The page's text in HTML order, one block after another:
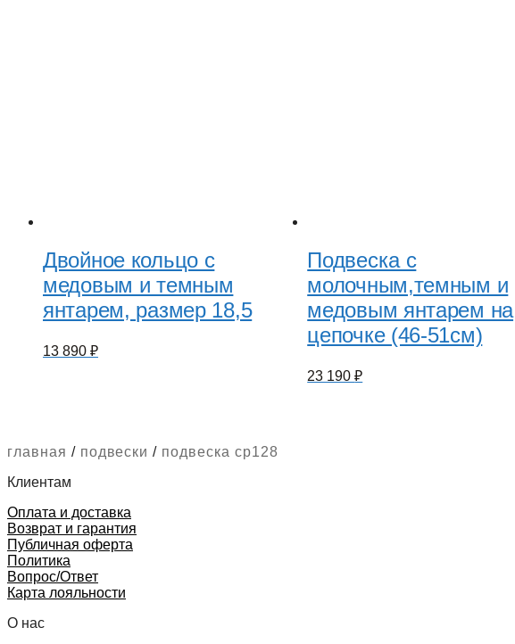
Двойное кольцо с
медовым и темным
янтарем, размер 18,5
13 890 ₽
Подвеска с
молочным,темным и
медовым янтарем на
цепочке (46-51см)
23 190₽
главная / подвески / подвеска cp128
Клиентам
Оплата и доставка
Возврат и гарантия
Публичная оферта
Политика
Вопрос/Ответ
Карта лояльности
О нас